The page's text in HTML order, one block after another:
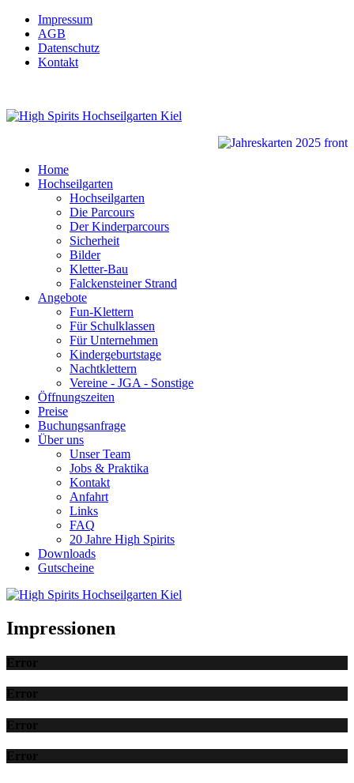
Impressum
AGB
Datenschutz
Kontakt
Home
Hochseilgarten
Hochseilgarten
Die Parcours
Der Kinderparcours
Sicherheit
Bilder
Kletter-Bau
Falckensteiner Strand
Angebote
Fun-Klettern
Für Schulklassen
Für Unternehmen
Kindergeburtstage
Nachtklettern
Vereine - JGA - Sonstige
Öffnungszeiten
Preise
Buchungsanfrage
Über uns
Unser Team
Jobs & Praktika
Kontakt
Anfahrt
Links
FAQ
20 Jahre High Spirits
Downloads
Gutscheine
Impressionen
Error
Error
Error
Error